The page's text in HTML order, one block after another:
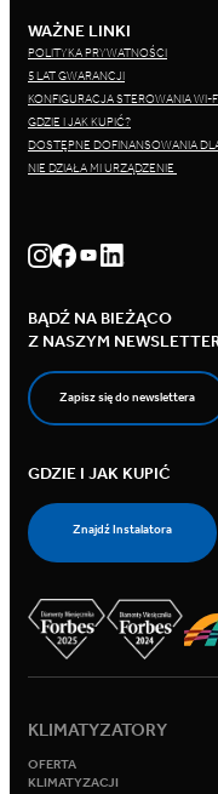
WAŻNE LINKI
POLITYKA PRYWATNOŚCI
5 LAT GWARANCJI
KONFIGURACJA STEROWANIA WI-
GDZIE I JAK KUPIĆ?
DOSTĘPNE DOFINANSOWANIA
NIE DZIAŁA MI URZĄDZENIE
BĄDŹ NA BIEŻĄCO
Z NASZYM
Zapisz się do newslettera
GDZIE I JAK KUPIĆ
Znajdź Instalatora
KLIMATYZATORY
OFERTA
KLIMATYZACJI